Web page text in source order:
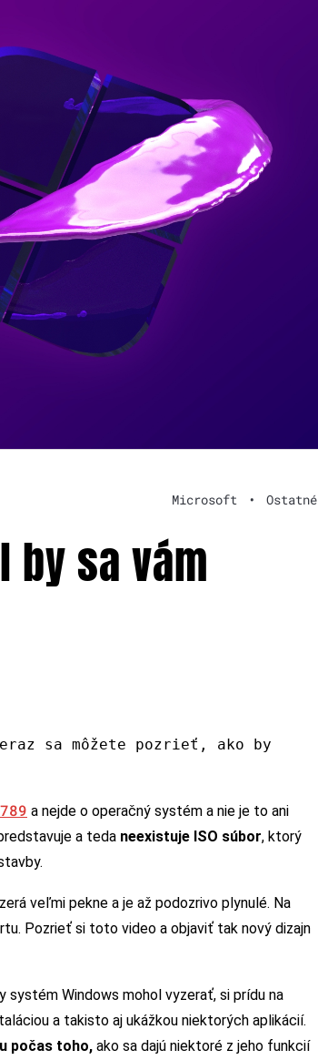
Microsoft • Ostatné
by sa vám
sa môžete pozrieť, ako by
a nejde o operačný systém a nie je to ani
a teda neexistuje ISO súbor, ktorý
veľmi pekne a je až podozrivo plynulé. Na
Pozrieť si toto video a objaviť tak nový dizajn
systém Windows mohol vyzerať, si prídu na
a takisto aj ukážkou niektorých aplikácií.
počas toho, ako sa dajú niektoré z jeho funkcií